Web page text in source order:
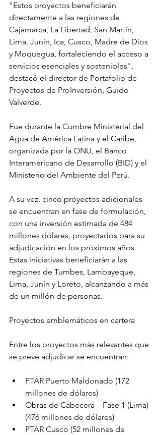
"Estos proyectos beneficiarán
directamente a las regiones de
Cajamarca, La Libertad, San Martín,
Lima, Junín, Ica, Cusco, Madre de Dios
y Moquegua, fortaleciendo el acceso a
servicios esenciales y sostenibles",
destacó el director de Portafolio de
Proyectos de ProInversión, Guido
Valverde.
Fue durante la Cumbre Ministerial del
Agua de América Latina y el Caribe,
organizada por la ONU, el Banco
Interamericano de Desarrollo (BID) y el
Ministerio del Ambiente del Perú.
A su vez, cinco proyectos adicionales
se encuentran en fase de formulación,
con una inversión estimada de 484
millones dólares, proyectados para su
adjudicación en los próximos años.
Estas iniciativas beneficiarán a las
regiones de Tumbes, Lambayeque,
Lima, Junín y Loreto, alcanzando a más
de un millón de personas.
Proyectos emblemáticos en cartera
Entre los proyectos más relevantes que
se prevé adjudicar se encuentran:
PTAR Puerto Maldonado (172
millones de dólares)
Obras de Cabecera – Fase 1 (Lima)
(476 millones de dólares)
PTAR Cusco (52 millones de